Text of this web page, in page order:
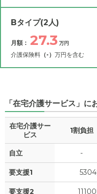
月額費用
食費 ?
水道・光熱費
その他
Bタイプ(2人)
月額： 27.3 万円
介護保険料 （-） 万円を含む
月額費用 ?
家賃
食費 ?
「在宅介護サービス」
在宅介護サー
ビス
1割負担
自立 -
要支援1
要支援2